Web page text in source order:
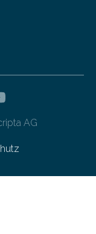
AG